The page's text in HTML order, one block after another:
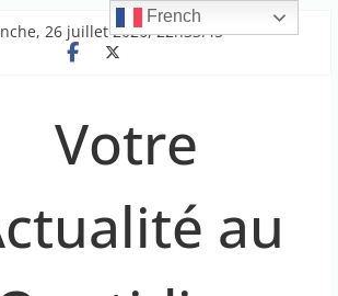
26 juillet 2026, 22h33:45
Votre
au
French